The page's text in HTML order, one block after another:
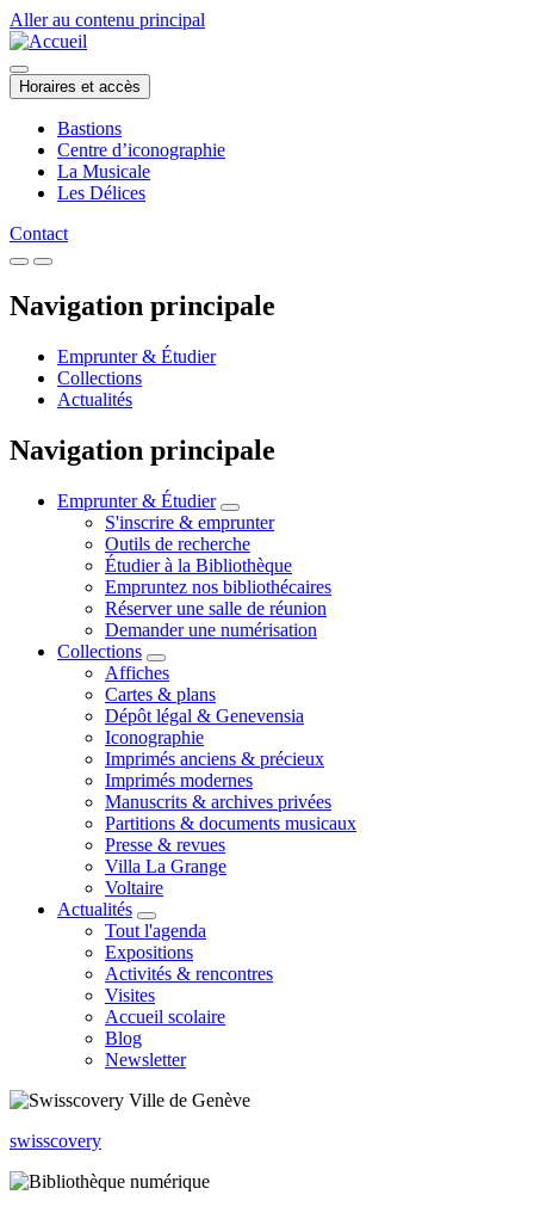
Aller au contenu principal
Horaires et accès
Bastions
Centre d’iconographie
La Musicale
Les Délices
Contact
Navigation principale
Emprunter & Étudier
Collections
Actualités
Navigation principale
Emprunter & Étudier
S'inscrire & emprunter
Outils de recherche
Étudier à la Bibliothèque
Empruntez nos bibliothécaires
Réserver une salle de réunion
Demander une numérisation
Collections
Affiches
Cartes & plans
Dépôt légal & Genevensia
Iconographie
Imprimés anciens & précieux
Imprimés modernes
Manuscrits & archives privées
Partitions & documents musicaux
Presse & revues
Villa La Grange
Voltaire
Actualités
Tout l'agenda
Expositions
Activités & rencontres
Visites
Accueil scolaire
Blog
Newsletter
swisscovery